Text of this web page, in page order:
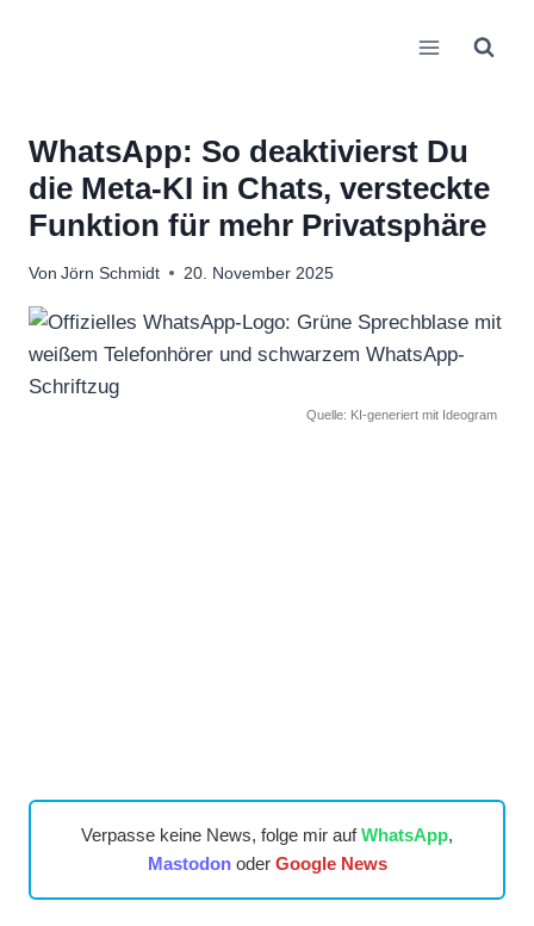
WhatsApp: So deaktivierst Du
die Meta-KI in Chats, versteckte
Funktion für mehr Privatsphäre
Von Jörn Schmidt 20. November 2025
Quelle: KI-generiert mit Ideogram
Verpasse keine News, folge mir aufWhatsApp,
Mastodonoder Google News